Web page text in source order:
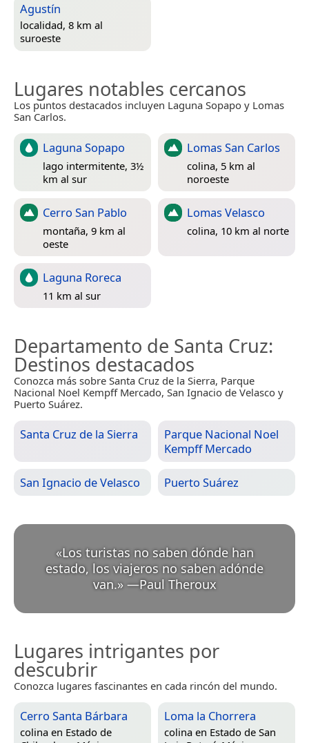
Agustín
localidad, 8 km al
suroeste
Lugares notables cercanos
Los puntos destacados incluyen Laguna Sopapo y Lomas
San Carlos.
Laguna Sopapo
lago intermitente, 3½
km al sur
Lomas San Carlos
colina, 5 km al
noroeste
Cerro San Pablo
montaña, 9 km al
oeste
Lomas Velasco
colina, 10 km al norte
Laguna Roreca
11 km al sur
Departamento de Santa Cruz:
Destinos destacados
Conozca más sobre Santa Cruz de la Sierra, Parque
Nacional Noel Kempff Mercado, San Ignacio de Velasco y
Puerto Suárez.
Santa Cruz de la Sierra
Parque Nacional Noel
Kempff Mercado
San Ignacio de Velasco Puerto Suárez
«Los turistas no saben dónde han
estado, los viajeros no saben adónde
van.» —Paul Theroux
Lugares intrigantes por
descubrir
Conozca lugares fascinantes en cada rincón del mundo.
Cerro Santa Bárbara
colina en Estado de
Loma la Chorrera
colina en Estado de San